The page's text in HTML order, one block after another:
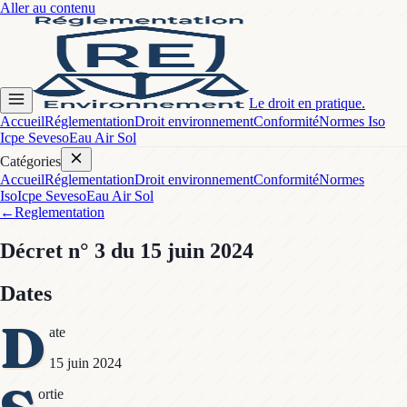
Aller au contenu
Le droit en pratique.
AccueilRéglementationDroit environnementConformitéNormes Iso
Icpe SevesoEau Air Sol
Catégories
AccueilRéglementationDroit environnementConformitéNormes
IsoIcpe SevesoEau Air Sol
←Reglementation
Décret n° 3 du 15 juin 2024
Dates
D ate
15 juin 2024
ortie